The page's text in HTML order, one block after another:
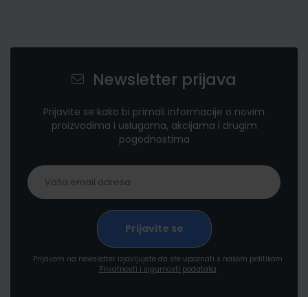
Newsletter prijava
Prijavite se kako bi primali informacije o novim
proizvodima i uslugama, akcijama i drugim
pogodnostima
Prijavom na newsletter izjavljujete da ste upoznati s našom politikom
Privatnosti i sigurnosti podataka